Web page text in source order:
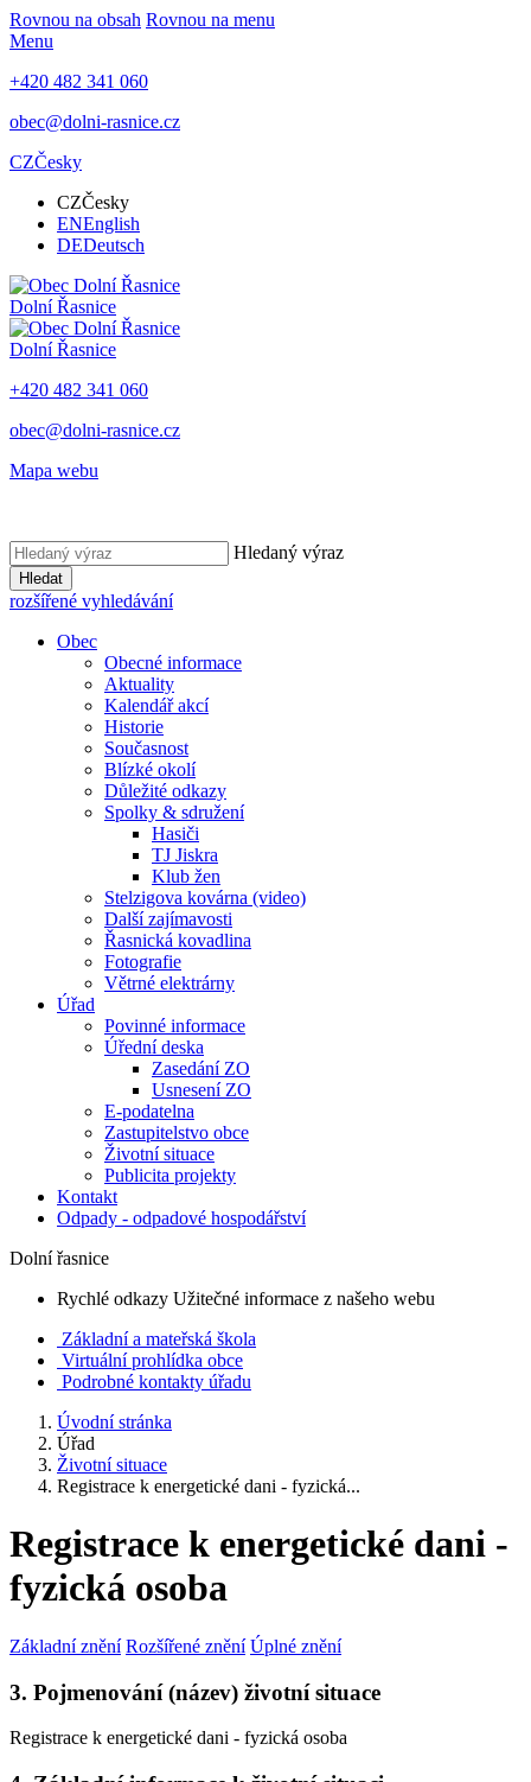
Rovnou na obsah Rovnou na menu
Menu
+420 482 341 060
obec@dolni-rasnice.cz
CZČesky
CZČesky
ENEnglish
DEDeutsch
Dolní Řasnice
Dolní Řasnice
+420 482 341 060
obec@dolni-rasnice.cz
Mapa webu
Hledaný výraz
Hledat
rozšířené vyhledávání
Obec
Obecné informace
Aktuality
Kalendář akcí
Historie
Současnost
Blízké okolí
Důležité odkazy
Spolky & sdružení
Hasiči
TJ Jiskra
Klub žen
Stelzigova kovárna (video)
Další zajímavosti
Řasnická kovadlina
Fotografie
Větrné elektrárny
Úřad
Povinné informace
Úřední deska
Zasedání ZO
Usnesení ZO
E-podatelna
Zastupitelstvo obce
Životní situace
Publicita projekty
Kontakt
Odpady - odpadové hospodářství
Dolní řasnice
Rychlé odkazy Užitečné informace z našeho webu
Základní a mateřská škola
Virtuální prohlídka obce
Podrobné kontakty úřadu
Úvodní stránka
Úřad
Životní situace
Registrace k energetické dani - fyzická...
Registrace k energetické dani -
fyzická osoba
Základní znění Rozšířené znění Úplné znění
3. Pojmenování (název) životní situace
Registrace k energetické dani - fyzická osoba